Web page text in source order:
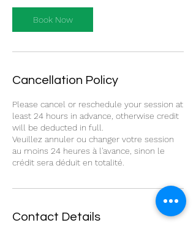
Book Now
Cancellation Policy
Please cancel or reschedule your session at
least 24 hours in advance, otherwise credit
will be deducted in full.
Veuillez annuler ou changer votre session
au moins 24 heures à l'avance, sinon le
crédit sera déduit en totalité.
Contact Details